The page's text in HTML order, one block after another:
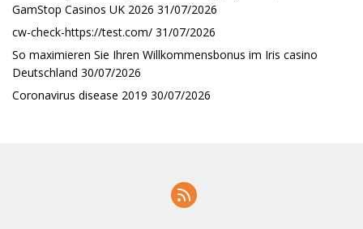
GamStop Casinos UK 2026 31/07/2026
cw-check-https://test.com/ 31/07/2026
So maximieren Sie Ihren Willkommensbonus im Iris casino
Deutschland 30/07/2026
Coronavirus disease 2019 30/07/2026